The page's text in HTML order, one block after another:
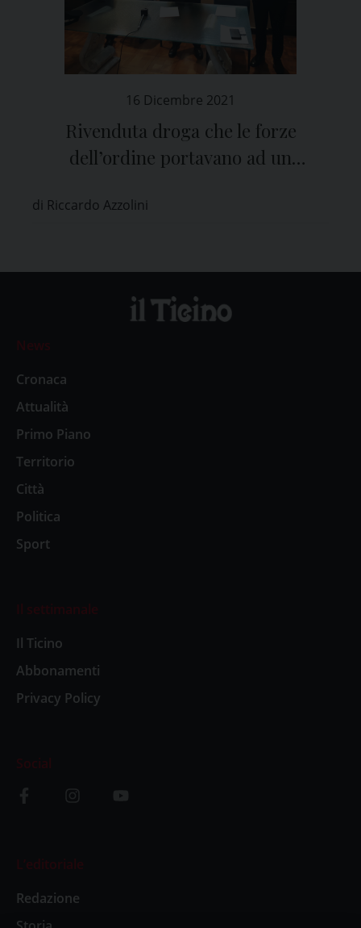
16 Dicembre 2021
Rivenduta droga che le forze
dell’ordine portavano ad un
di Riccardo Azzolini
News
Cronaca
Attualità
Primo Piano
Territorio
Città
Politica
Sport
Il settimanale
Il Ticino
Abbonamenti
Privacy Policy
Social
L’editoriale
Redazione